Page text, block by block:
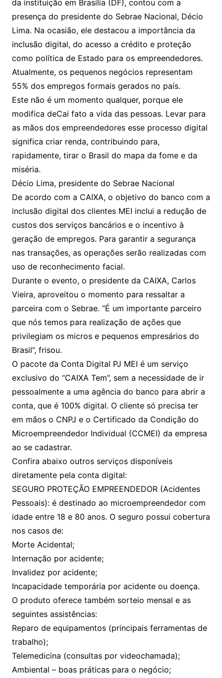
da instituição em Brasília (DF), contou com a
presença do presidente do Sebrae Nacional, Décio
Lima. Na ocasião, ele destacou a importância da
inclusão digital, do acesso a crédito e proteção
como política de Estado para os empreendedores.
Atualmente, os pequenos negócios representam
55% dos empregos formais gerados no país.
Este não é um momento qualquer, porque ele
modifica deCai fato a vida das pessoas. Levar para
as mãos dos empreendedores esse processo digital
significa criar renda, contribuindo para,
rapidamente, tirar o Brasil do mapa da fome e da
miséria.
Décio Lima, presidente do Sebrae Nacional
De acordo com a CAIXA, o objetivo do banco com a
inclusão digital dos clientes MEI inclui a redução de
custos dos serviços bancários e o incentivo à
geração de empregos. Para garantir a segurança
nas transações, as operações serão realizadas com
uso de reconhecimento facial.
Durante o evento, o presidente da CAIXA, Carlos
Vieira, aproveitou o momento para ressaltar a
parceira com o Sebrae. “É um importante parceiro
que nós temos para realização de ações que
privilegiam os micros e pequenos empresários do
Brasil”, frisou.
O pacote da Conta Digital PJ MEI é um serviço
exclusivo do “CAIXA Tem”, sem a necessidade de ir
pessoalmente a uma agência do banco para abrir a
conta, que é 100% digital. O cliente só precisa ter
em mãos o CNPJ e o Certificado da Condição do
Microempreendedor Individual (CCMEI) da empresa
ao se cadastrar.
Confira abaixo outros serviços disponíveis
diretamente pela conta digital:
SEGURO PROTEÇÃO EMPREENDEDOR (Acidentes
Pessoais): é destinado ao microempreendedor com
idade entre 18 e 80 anos. O seguro possui cobertura
nos casos de:
Morte Acidental;
Internação por acidente;
Invalidez por acidente;
Incapacidade temporária por acidente ou doença.
O produto oferece também sorteio mensal e as
seguintes assistências:
Reparo de equipamentos (principais ferramentas de
trabalho);
Telemedicina (consultas por videochamada);
Ambiental – boas práticas para o negócio;